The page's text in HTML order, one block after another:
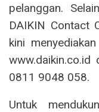
pelanggan.
DAIKIN Contact
kini
0811 9048 058.
Untuk